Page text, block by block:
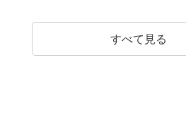
すべて見る